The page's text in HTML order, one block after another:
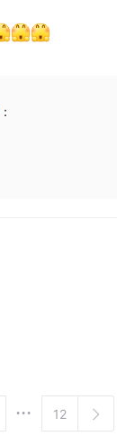
：
12